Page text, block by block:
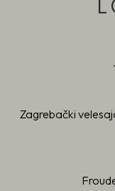
Zagrebački